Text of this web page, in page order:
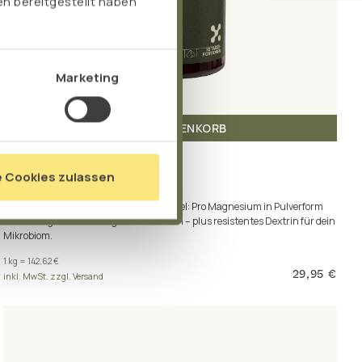
Marketing
Cookies zulassen
IN DEN WARENKORB
Inhalt: 210 g Pulver
Deine Vorsorge gegen Magnesiummangel: Pro Magnesium in Pulverform
mit drei organischen Magnesiumformen – plus resistentes Dextrin für dein
Mikrobiom.
1 kg = 142,62 €
inkl. MwSt. zzgl. Versand
29,95 €